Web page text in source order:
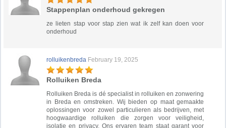
Stappenplan onderhoud gekregen
ze lieten stap voor stap zien wat ik zelf kan doen voor
onderhoud
rolluikenbreda February 19, 2025
Rolluiken Breda
Rolluiken Breda is dé specialist in rolluiken en zonwering
in Breda en omstreken. Wij bieden op maat gemaakte
oplossingen voor zowel particulieren als bedrijven, met
hoogwaardige rolluiken die zorgen voor veiligheid,
isolatie en privacy. Ons ervaren team staat garant voor